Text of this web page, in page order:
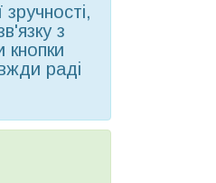
з
кнопки
раді